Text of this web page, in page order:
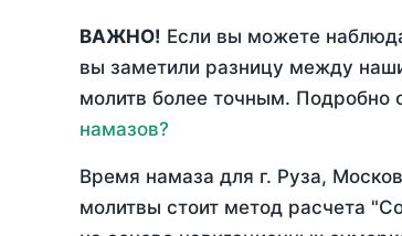
ВАЖНО! Если вы можете
вы заметили разницу между
молитв более точным. Подробно
намазов?
Время намаза для г. Руза,
молитвы стоит метод расчета